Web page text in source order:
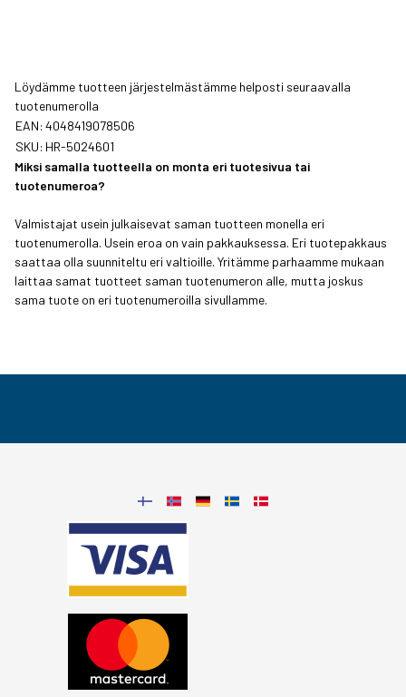
Löydämme tuotteen järjestelmästämme helposti seuraavalla
tuotenumerolla
EAN: 4048419078506
SKU: HR-5024601
Miksi samalla tuotteella on monta eri tuotesivua tai
tuotenumeroa?
Valmistajat usein julkaisevat saman tuotteen monella eri
tuotenumerolla. Usein eroa on vain pakkauksessa. Eri tuotepakkaus
saattaa olla suunniteltu eri valtioille. Yritämme parhaamme mukaan
laittaa samat tuotteet saman tuotenumeron alle, mutta joskus
sama tuote on eri tuotenumeroilla sivullamme.